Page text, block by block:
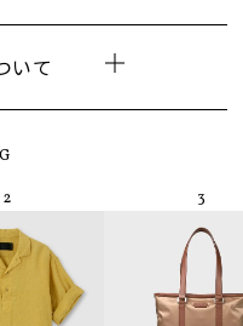
いて